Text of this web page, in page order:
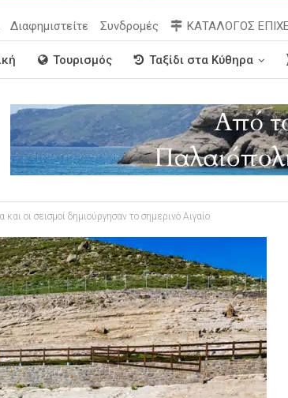
Διαφημιστείτε Συνδρομές ΚΑΤΑΛΟΓΟΣ
Τουρισμός Ταξίδι στα Κύθηρα
οι σεισµοί δηµιούργησαν το σηµερινό Αιγαίο